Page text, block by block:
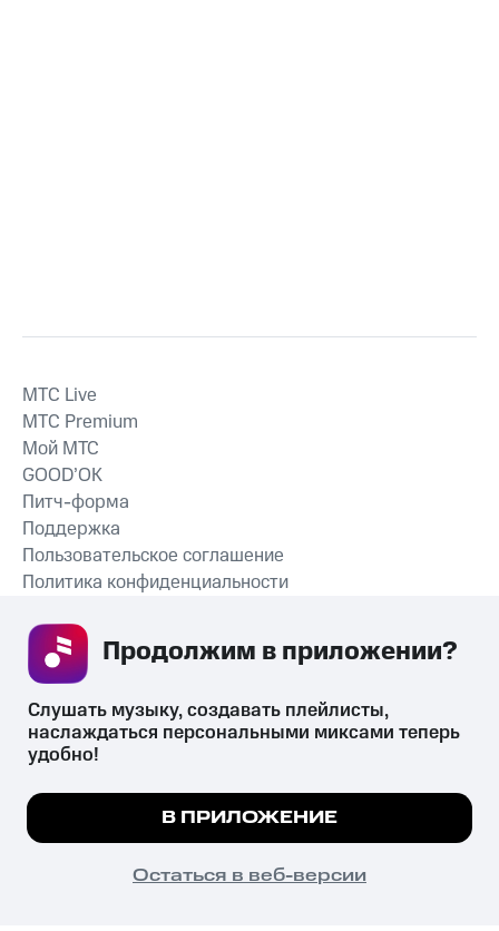
СКАЧАТЬ ПРИЛОЖЕНИЕ
MTС Live
MTС Premium
Мой МТС
GOOD’OK
Питч-форма
Поддержка
Пользовательское соглашение
Политика конфиденциальности
психотропных веществ, их аналогов причиняет вред здоровью,
их незаконный оборот запрещён и влечёт установленную
законодательством ответственность.
© 2026 ООО «КИОН».
Все права защищены
Мы используем куки, чтобы на сайте все
Подробнее
ПОНЯТНО
Слушать музыку, создавать плейлисты,
наслаждаться персональными миксами теперь
удобно!
В ПРИЛОЖЕНИЕ
Остаться в веб-версии